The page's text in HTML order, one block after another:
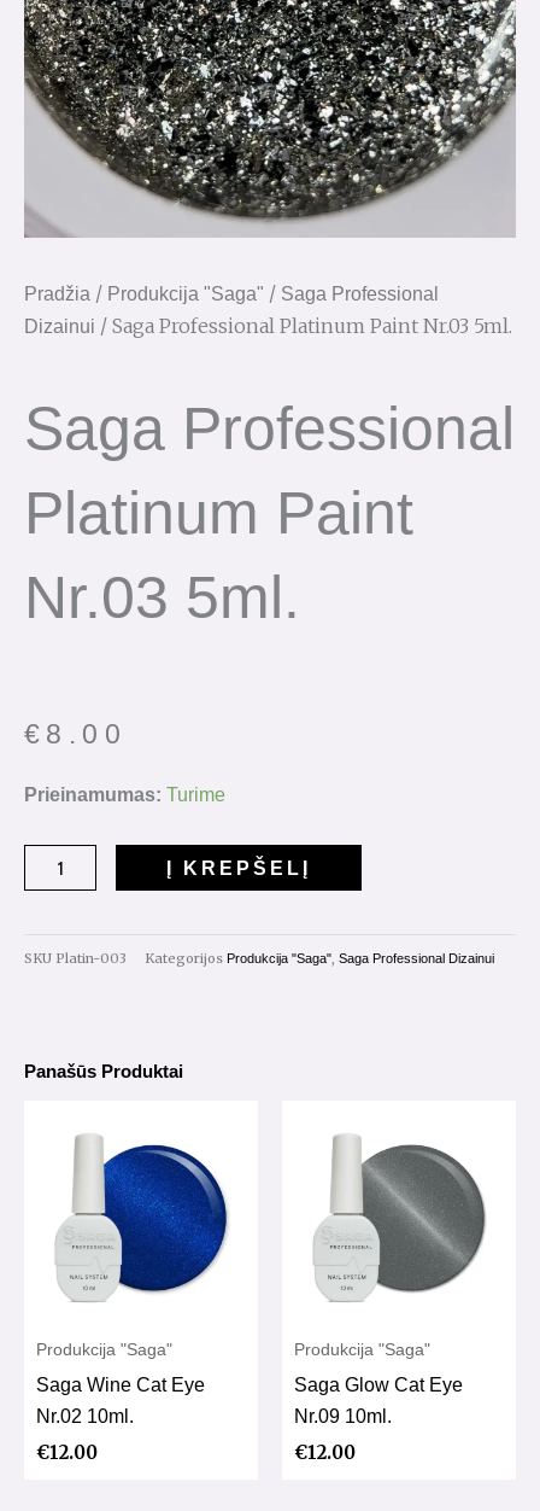
Pradžia / Produkcija "Saga" / Saga Professional
Dizainui / Saga Professional Platinum Paint Nr.03 5ml.
Saga Professional
Platinum Paint
Nr.03 5ml.
€ 8.00
Prieinamumas: Turime
produkto
Professional
Paint
Į KREPŠELĮ
SKU Platin-003 Kategorijos Produkcija "Saga" Saga Professional Dizainui
Panašūs Produktai
Produkcija "Saga"
Saga Wine Cat Eye
Nr.02 10ml.
€12.00
Produkcija "Saga"
Saga Glow Cat Eye
Nr.09 10ml.
€12.00